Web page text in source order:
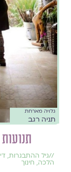
גלויה מארחת
תניה רגב
//גיל ההתבגרות,
הלכה, חינוך